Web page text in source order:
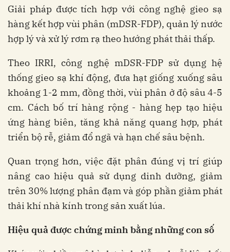
Giải pháp được tích hợp với công nghệ gieo sạ
hàng kết hợp vùi phân (mDSR-FDP), quản lý nước
hợp lý và xử lý rơm rạ theo hướng phát thải thấp.
Theo IRRI, công nghệ mDSR-FDP sử dụng hệ
thống gieo sạ khí động, đưa hạt giống xuống sâu
khoảng 1-2 mm, đồng thời, vùi phân ở độ sâu 4-5
cm. Cách bố trí hàng rộng - hàng hẹp tạo hiệu
ứng hàng biên, tăng khả năng quang hợp, phát
triển bộ rễ, giảm đổ ngã và hạn chế sâu bệnh.
Quan trọng hơn, việc đặt phân đúng vị trí giúp
nâng cao hiệu quả sử dụng dinh dưỡng, giảm
trên 30% lượng phân đạm và góp phần giảm phát
thải khí nhà kính trong sản xuất lúa.
Hiệu quảđược chứngminh bằngnhữngconsố